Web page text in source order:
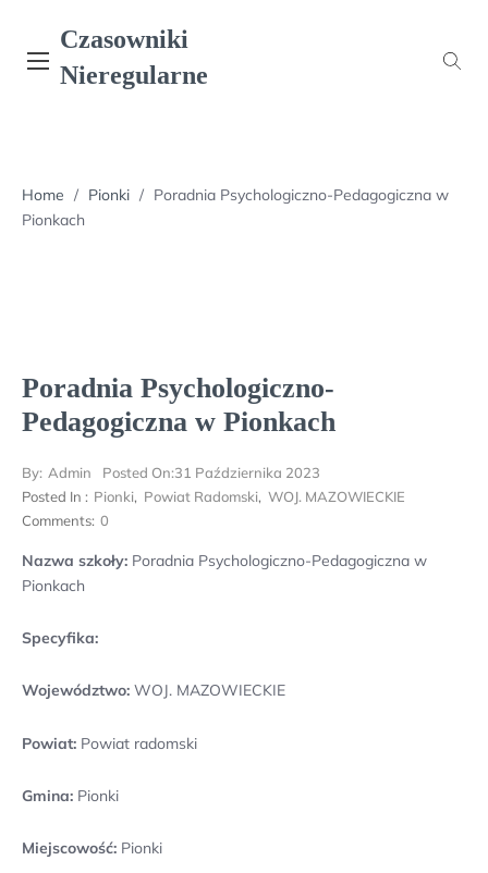
content
Czasowniki
Nieregularne
Home / Pionki / Poradnia Psychologiczno-Pedagogiczna w
Pionkach
Poradnia Psychologiczno-
Pedagogiczna w Pionkach
By: Admin Posted On:31 Października 2023
Posted In : Pionki, Powiat Radomski, WOJ. MAZOWIECKIE
Comments: 0
Nazwa szkoły: Poradnia Psychologiczno-Pedagogiczna w
Pionkach
Specyfika:
Województwo: WOJ. MAZOWIECKIE
Powiat: Powiat radomski
Gmina: Pionki
Miejscowość: Pionki